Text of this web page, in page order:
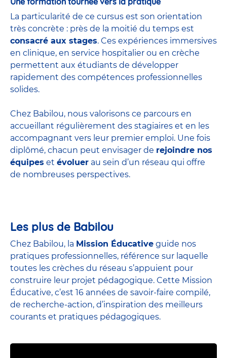
La particularité de ce cursus est son orientation
très concrète : près de la moitié du temps est
consacré aux stages. Ces expériences immersives
en clinique, en service hospitalier ou en crèche
permettent aux étudiants de développer
rapidement des compétences professionnelles
solides.
Chez Babilou, nous valorisons ce parcours en
accueillant régulièrement des stagiaires et en les
accompagnant vers leur premier emploi. Une fois
diplômé, chacun peut envisager de rejoindre nos
équipes et évoluer au sein d’un réseau qui offre
de nombreuses perspectives.
Les plus de Babilou
Chez Babilou, la Mission Éducative guide nos
pratiques professionnelles, référence sur laquelle
toutes les crèches du réseau s’appuient pour
construire leur projet pédagogique. Cette Mission
Éducative, c’est 16 années de savoir-faire compilé,
de recherche-action, d’inspiration des meilleurs
courants et pratiques pédagogiques.